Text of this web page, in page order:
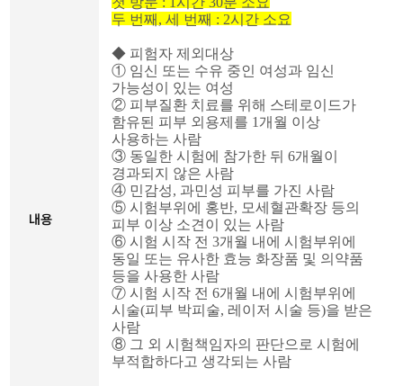
내용
두 번째 , 세 번째 : 2시간 소요
◆ 피험자 제외대상
① 임신 또는 수유 중인 여성과 임신
가능성이 있는 여성
② 피부질환 치료를 위해 스테로이드가
함유된 피부 외용제를 1 개월 이상
사용하는 사람
③ 동일한 시험에 참가한 뒤 6개월이
경과되지 않은 사람
④ 민감성, 과민성 피부를 가진 사람
⑤ 시험부위에 홍반, 모세혈관확장 등의
피부 이상 소견이 있는 사람
⑥ 시험 시작 전 3개월 내에 시험부위에
동일 또는 유사한 효능 화장품 및 의약품
등을 사용한 사람
⑦ 시험 시작 전 6개월 내에 시험부위에
시술(피부 박피술, 레이저 시술 등)을 받은
사람
⑧ 그 외 시험책임자의 판단으로 시험에
부적합하다고 생각되는 사람